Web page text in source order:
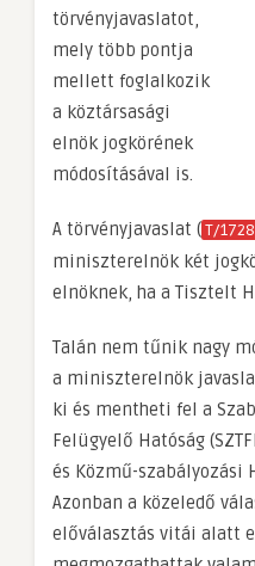
törvényjavaslatot,
mely több pontja
mellett foglalkozik
a köztársasági
elnök jogkörének
módosításával is.
A törvényjavaslat (T/1
miniszterelnök két
elnöknek, ha a Tisztelt
Talán nem tűnik nagy
a miniszterelnök
ki és mentheti fel a
Felügyelő Hatóság
és Közmű-szabályozási
Azonban a közeledő
előválasztás vitái alatt